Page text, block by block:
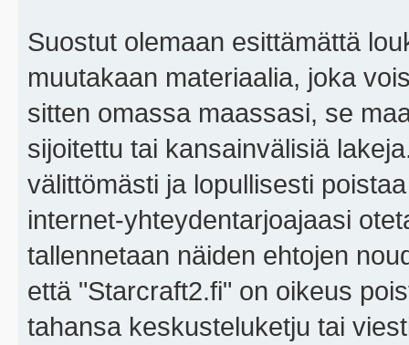
Suostut olemaan esittämättä
muutakaan materiaalia, joka
sitten omassa maassasi, se
sijoitettu tai kansainvälisiä
välittömästi ja lopullisesti
internet-yhteydentarjoajaasi
tallennetaan näiden ehtojen
että "Starcraft2.fi" on oikeus
tahansa keskusteluketju tai